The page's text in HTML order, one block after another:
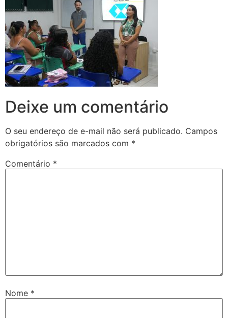
Deixe um comentário
O seu endereço de e-mail não será publicado. Campos
obrigatórios são marcados com *
Comentário *
Nome *